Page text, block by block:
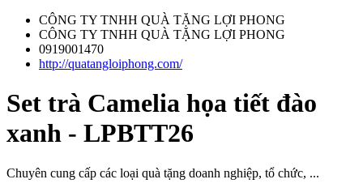
CÔNG TY TNHH QUÀ TẶNG LỢI PHONG
CÔNG TY TNHH QUÀ TẶNG LỢI PHONG
0919001470
http://quatangloiphong.com/
Set trà Camelia họa tiết đào
xanh - LPBTT26
Chuyên cung cấp các loại quà tặng doanh nghiệp, tổ chức, ...